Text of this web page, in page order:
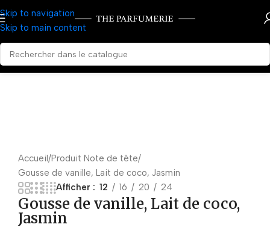
Skip to navigation
Skip to main content
Accueil Produit Note de tête
Gousse de vanille, Lait de coco, Jasmin
Afficher
12 16 20 24
Gousse de vanille, Lait de coco,
Jasmin